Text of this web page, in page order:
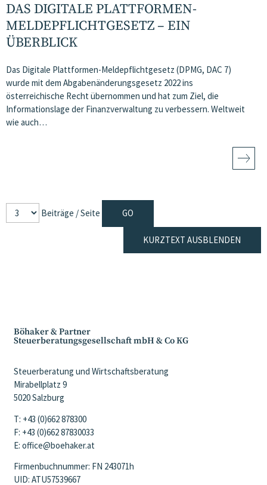
DAS DIGITALE PLATTFORMEN-
MELDEPFLICHTGESETZ – EIN
ÜBERBLICK
Das Digitale Plattformen-Meldepflichtgesetz (DPMG, DAC 7)
wurde mit dem Abgabenänderungsgesetz 2022 ins
österreichische Recht übernommen und hat zum Ziel, die
Informationslage der Finanzverwaltung zu verbessern. Weltweit
wie auch…
Beiträge / Seite
KURZTEXT AUSBLENDEN
Böhaker & Partner
Steuerberatungsgesellschaft mbH & Co KG
Steuerberatung und Wirtschaftsberatung
Mirabellplatz 9
5020 Salzburg
T: +43 (0)662 878300
F: +43 (0)662 87830033
E: office@boehaker.at
Firmenbuchnummer: FN 243071h
UID: ATU57539667